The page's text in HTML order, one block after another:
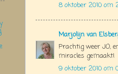
8 oktober 2010 om
Marjolijn van
Prachtig weer JO,
miracles gemaakt!
9 oktober 2010 om